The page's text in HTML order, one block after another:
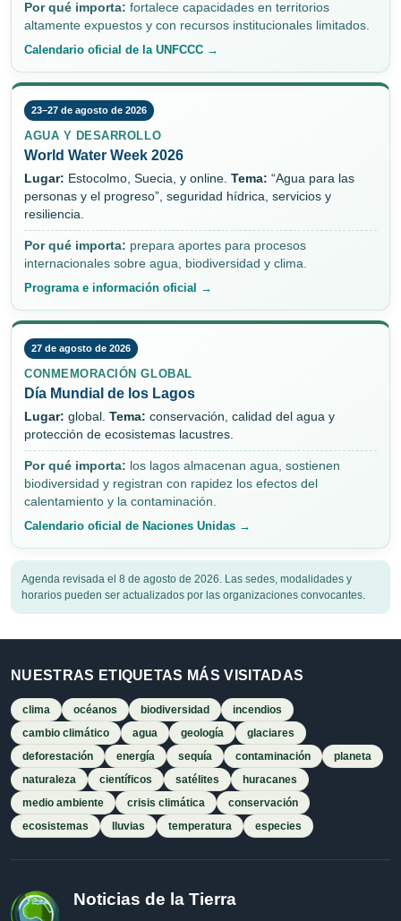
Por qué importa: fortalece capacidades en territorios
altamente expuestos y con recursos institucionales limitados.
Calendario oficial de la UNFCCC →
23–27 de agosto de 2026
AGUA Y DESARROLLO
World Water Week 2026
Lugar: Estocolmo, Suecia, y online. Tema: “Agua para las
personas y el progreso”, seguridad hídrica, servicios y
resiliencia.
Por qué importa: prepara aportes para procesos
internacionales sobre agua, biodiversidad y clima.
Programa e información oficial →
27 de agosto de 2026
CONMEMORACIÓN GLOBAL
Día Mundial de los Lagos
Lugar: global. Tema: conservación, calidad del agua y
protección de ecosistemas lacustres.
Por qué importa: los lagos almacenan agua, sostienen
biodiversidad y registran con rapidez los efectos del
calentamiento y la contaminación.
Calendario oficial de Naciones Unidas →
Agenda revisada el 8 de agosto de 2026. Las sedes, modalidades y
horarios pueden ser actualizados por las organizaciones convocantes.
NUESTRAS ETIQUETAS MÁS VISITADAS
clima océanos biodiversidad
incendios
cambio climático
agua geología
glaciares
deforestación
energía sequía contaminación
planeta
naturaleza
científicos satélites
huracanes
medio ambiente
crisis climática
conservación
ecosistemas
lluvias temperatura especies
Noticias de la Tierra